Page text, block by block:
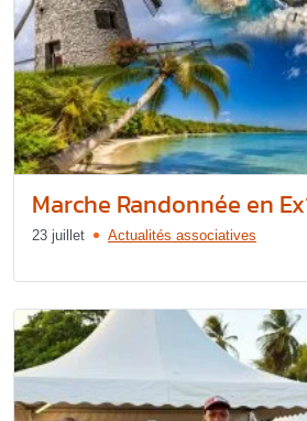
Marche Randonnée en
23 juillet Actualités associatives